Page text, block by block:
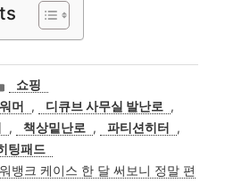
카
테
고
리
쇼핑
머 , 디큐브 사무실 발난로
,
, 책상밑난로 , 파티션히터
,
팅패드
뱅크 케이스 한 달 써보니 정말 편